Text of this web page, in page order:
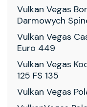
Vulkan Vegas
Darmowych
Vulkan Vegas
Euro 449
Vulkan Vegas
125 FS 135
Vulkan Vegas